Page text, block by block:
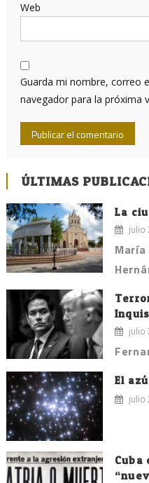
Web
Guarda mi nombre, correo
navegador para la próxima
ÚLTIMAS
La
julio
María
julio
El
julio
Cuba